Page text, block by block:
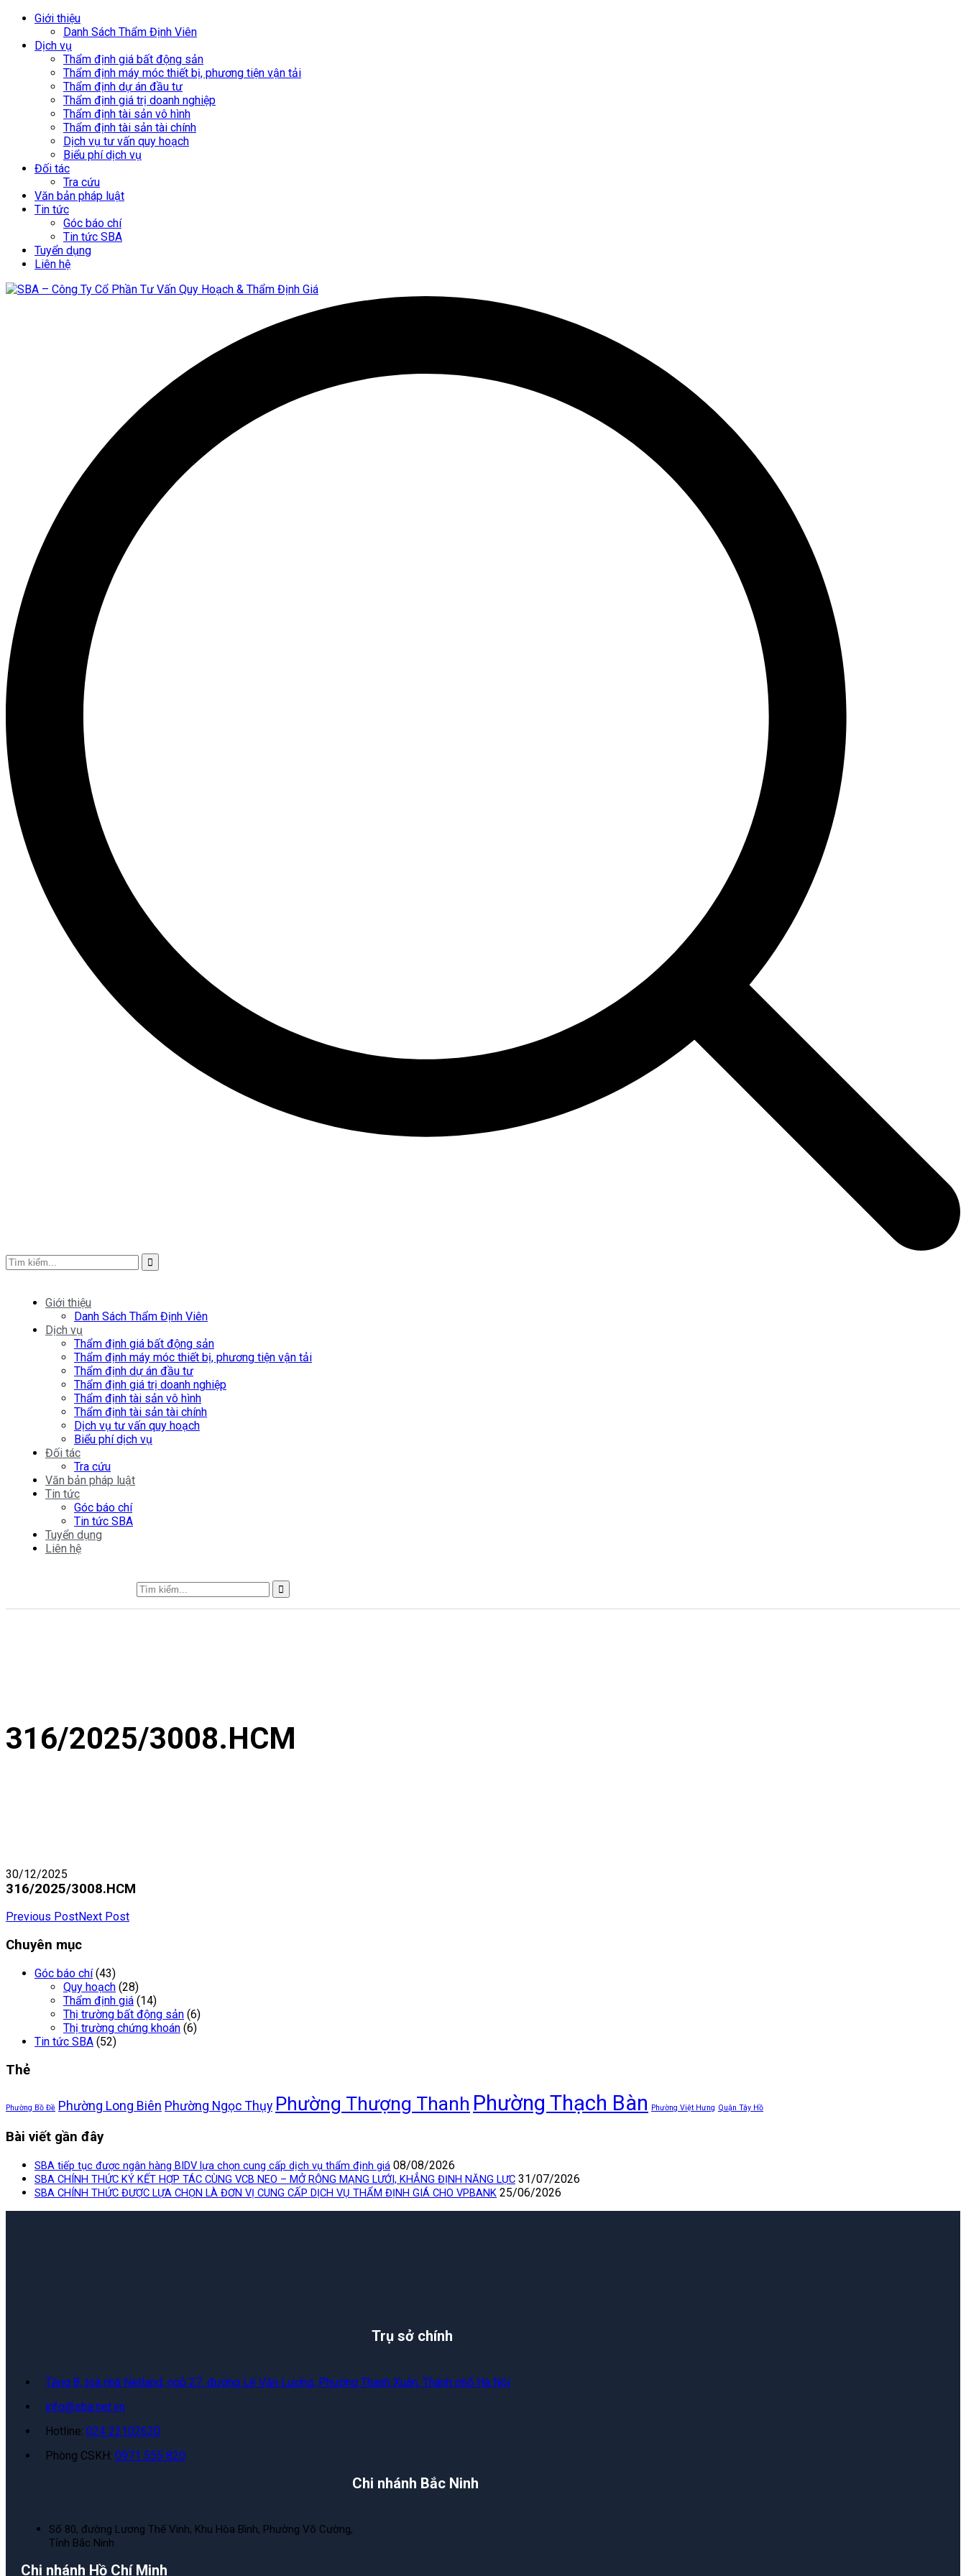
Giới thiệu
Danh Sách Thẩm Định Viên
Dịch vụ
Thẩm định giá bất động sản
Thẩm định máy móc thiết bị, phương tiện vận tải
Thẩm định dự án đầu tư
Thẩm định giá trị doanh nghiệp
Thẩm định tài sản vô hình
Thẩm định tài sản tài chính
Dịch vụ tư vấn quy hoạch
Biểu phí dịch vụ
Đối tác
Tra cứu
Văn bản pháp luật
Tin tức
Góc báo chí
Tin tức SBA
Tuyển dụng
Liên hệ
Giới thiệu
Danh Sách Thẩm Định Viên
Dịch vụ
Thẩm định giá bất động sản
Thẩm định máy móc thiết bị, phương tiện vận tải
Thẩm định dự án đầu tư
Thẩm định giá trị doanh nghiệp
Thẩm định tài sản vô hình
Thẩm định tài sản tài chính
Dịch vụ tư vấn quy hoạch
Biểu phí dịch vụ
Đối tác
Tra cứu
Văn bản pháp luật
Tin tức
Góc báo chí
Tin tức SBA
Tuyển dụng
Liên hệ
316/2025/3008.HCM
30/12/2025
316/2025/3008.HCM
Previous PostNext Post
Chuyên mục
Góc báo chí (43)
Quy hoạch (28)
Thẩm định giá (14)
Thị trường bất động sản (6)
Thị trường chứng khoán (6)
Tin tức SBA (52)
Thẻ
Phường Bồ Đề Phường Long Biên Phường Ngọc Thụy Phường Thượng Thanh Phường Thạch Bàn Phường Việt Hưng Quận Tây Hồ
Bài viết gần đây
SBA tiếp tục được ngân hàng BIDV lựa chọn cung cấp dịch vụ thẩm định giá 08/08/2026
SBA CHÍNH THỨC KÝ KẾT HỢP TÁC CÙNG VCB NEO – MỞ RỘNG MẠNG LƯỚI, KHẲNG ĐỊNH NĂNG LỰC 31/07/2026
SBA CHÍNH THỨC ĐƯỢC LỰA CHỌN LÀ ĐƠN VỊ CUNG CẤP DỊCH VỤ THẨM ĐỊNH GIÁ CHO VPBANK 25/06/2026
Trụ sở chính
Tầng 8, toà nhà Netland, ngõ 27, đường Lê Văn Lương, Phường Thanh Xuân, Thành phố Hà Nội
info@sba.net.vn
Hotline: 024 22102620
Phòng CSKH: 0971 555 820
Chi nhánh Bắc Ninh
Số 80, đường Lương Thế Vinh, Khu Hòa Bình, Phường Võ Cường,
Tỉnh Bắc Ninh
Chi nhánh Hồ Chí Minh